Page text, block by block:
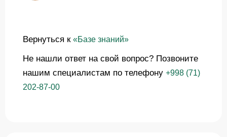
Вернуться к «Базе знаний»
Не нашли ответ на свой вопрос? Позвоните
нашим специалистам по телефону +998 (71)
202-87-00